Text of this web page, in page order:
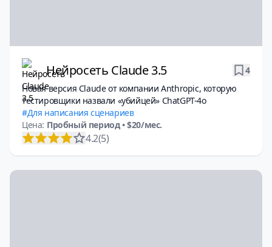
Нейросеть Claude 3.5
4
Новая версия Claude от компании Anthropic, которую
тестировщики назвали «убийцей» ChatGPT-4o
Для написания сценариев
Цена: Пробный период• $20/мес.
4.2(5)